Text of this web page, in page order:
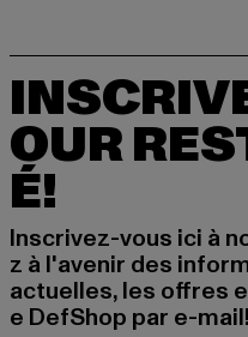
OUR
É!
Inscrivez-vous ici à
z à l'avenir des
actuelles, les offres
e DefShop par e-mail!